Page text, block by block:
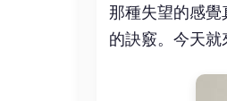
那種失望的感
的訣竅。今天就